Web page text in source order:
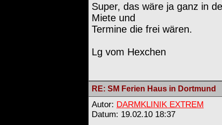
Super, das wäre ja ganz in
Miete und
Termine die frei wären.
Lg vom Hexchen
RE: SM Ferien Haus in Dortmund
Autor: DARMKLINIK EXTREM
Datum: 19.02.10 18:37